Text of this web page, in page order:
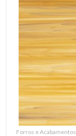
Forros e Acabamentos